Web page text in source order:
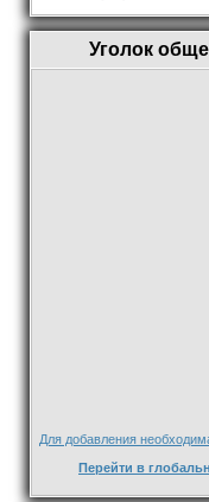
Уголок
Для добавления
Перейти в